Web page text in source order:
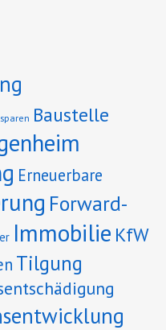
Baustelle
Erneuerbare
Forward-
Immobilie KfW
Tilgung